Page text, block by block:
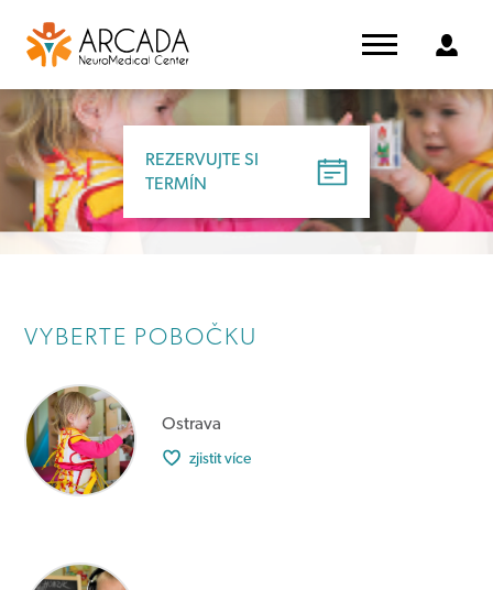
REZERVUJTE SI
TERMÍN
REZERVUJTE SI
TERMÍN
VYBERTE POBOČKU
Ostrava
zjistit více